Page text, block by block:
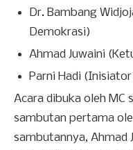
Dr. Bambang
Demokrasi)
Ahmad Juwaini
Parni Hadi
Acara dibuka oleh MC
sambutan pertama
sambutannya, Ahmad